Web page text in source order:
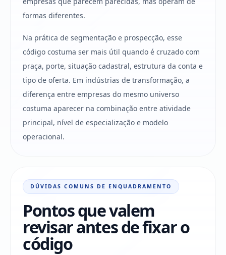
formas diferentes.
Na prática de segmentação e prospecção, esse
código costuma ser mais útil quando é cruzado com
praça, porte, situação cadastral, estrutura da conta e
tipo de oferta. Em indústrias de transformação, a
diferença entre empresas do mesmo universo
costuma aparecer na combinação entre atividade
principal, nível de especialização e modelo
operacional.
DÚVIDAS COMUNS DE ENQUADRAMENTO
Pontos que valem
revisar antes de fixar o
código